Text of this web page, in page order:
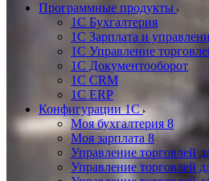
Программные продукты
1С Бухгалтерия
1С Зарплата и
1С Управление
1С Документооборот
1С CRM
1С ERP
Конфигурации 1С
Моя бухгалтерия 8
Моя зарплата 8
Управление торговлей
Управление торговлей